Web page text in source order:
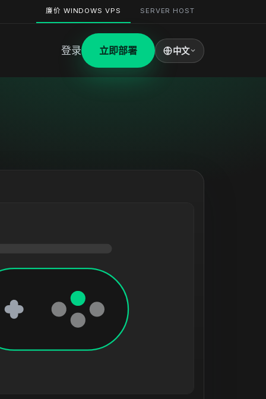
廉价 WINDOWS VPS SERVER HOST
登录 立即部署 中文